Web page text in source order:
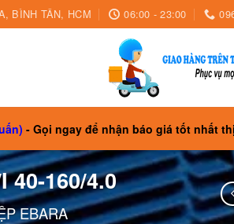
BÌNH TÂN, HCM 06:00 - 23:00
- Gọi ngay để nhận báo giá tốt nhất
160/4.0
EBARA